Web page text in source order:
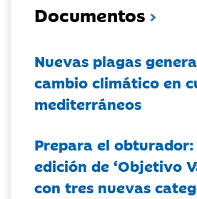
Documentos
Nuevas plagas
cambio climático en
mediterráneos
Prepara el
edición de ‘Objetivo
con tres nuevas